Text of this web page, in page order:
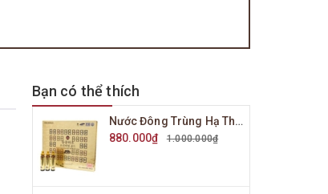
Bạn có thể thích
Nước Đông Trùng Hạ Thảo Bio Science Hàn Quốc Hộp Vàng 20 Ống x 20ml
880.000₫
1.000.000₫